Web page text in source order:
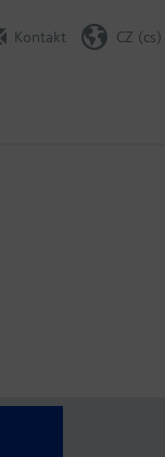
Kontakt CZ (cs)